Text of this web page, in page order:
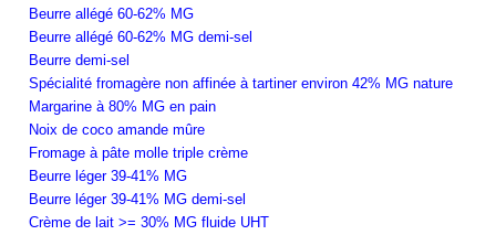
Beurre allégé 60-62% MG
Beurre allégé 60-62% MG demi-sel
Beurre demi-sel
Spécialité fromagère non affinée à tartiner environ 42% MG nature
Margarine à 80% MG en pain
Noix de coco amande mûre
Fromage à pâte molle triple crème
Beurre léger 39-41% MG
Beurre léger 39-41% MG demi-sel
Crème de lait >= 30% MG fluide UHT